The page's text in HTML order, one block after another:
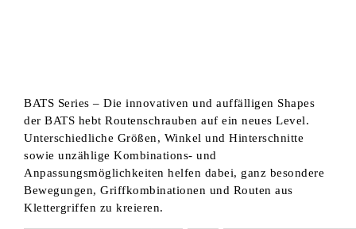
BATS Series – Die innovativen und auffälligen Shapes
der BATS hebt Routenschrauben auf ein neues Level.
Unterschiedliche Größen, Winkel und Hinterschnitte
sowie unzählige Kombinations- und
Anpassungsmöglichkeiten helfen dabei, ganz besondere
Bewegungen, Griffkombinationen und Routen aus
Klettergriffen zu kreieren.